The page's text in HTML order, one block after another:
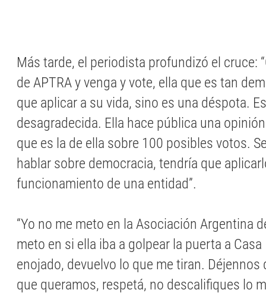
Más tarde, el periodista profundizó el cruce:
de APTRA y venga y vote, ella que es tan
que aplicar a su vida, sino es una déspota.
desagradecida. Ella hace pública una
que es la de ella sobre 100 posibles votos.
hablar sobre democracia, tendría que
funcionamiento de una entidad”.
“Yo no me meto en la Asociación Argentina
meto en si ella iba a golpear la puerta a
enojado, devuelvo lo que me tiran. Déjennos
que queramos, respetá, no descalifiques lo